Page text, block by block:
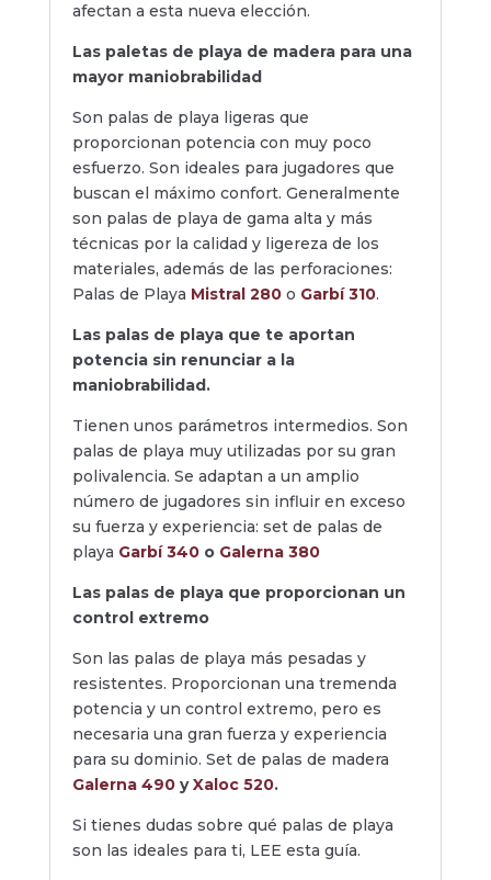
afectan a esta nueva elección.
Las paletas de playa de madera para una
mayor maniobrabilidad
Son palas de playa ligeras que
proporcionan potencia con muy poco
esfuerzo. Son ideales para jugadores que
buscan el máximo confort. Generalmente
son palas de playa de gama alta y más
técnicas por la calidad y ligereza de los
materiales, además de las perforaciones:
Palas de Playa Mistral 280o Garbí 310.
Las palas de playa que te aportan
potencia sin renunciar a la
maniobrabilidad.
Tienen unos parámetros intermedios. Son
palas de playa muy utilizadas por su gran
polivalencia. Se adaptan a un amplio
número de jugadores sin influir en exceso
su fuerza y experiencia: set de palas de
playa Garbí 340o Galerna 380
Las palas de playa que proporcionan un
control extremo
Son las palas de playa más pesadas y
resistentes. Proporcionan una tremenda
potencia y un control extremo, pero es
necesaria una gran fuerza y experiencia
para su dominio. Set de palas de madera
Galerna 490yXaloc 520.
Si tienes dudas sobre qué palas de playa
son las ideales para ti, LEE esta guía.